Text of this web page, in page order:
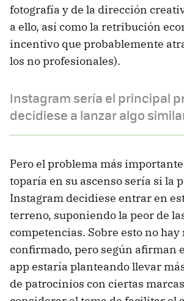
fotografía y de la dirección
a ello, así como la retribución
incentivo que probablemente
los no profesionales).
Instagram sería el principal
decidiese a lanzar algo
Pero el problema más
toparía en su ascenso sería si la
Instagram decidiese entrar en
terreno, suponiendo la peor de
competencias. Sobre esto no hay
confirmado, pero según afirman
app estaría planteando llevar
de patrocinios con ciertas